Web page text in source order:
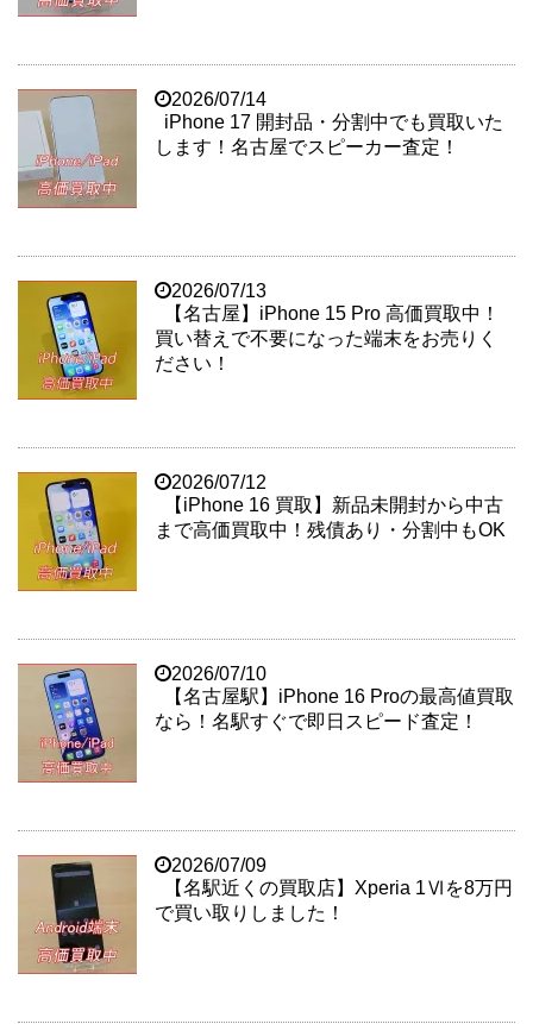
2026/07/14
iPhone 17 開封品・分割中でも買取いた
します！名古屋でスピーカー査定！
2026/07/13
【名古屋】iPhone 15 Pro 高価買取中！
買い替えで不要になった端末をお売りく
ださい！
2026/07/12
【iPhone 16 買取】新品未開封から中古
まで高価買取中！残債あり・分割中もOK
2026/07/10
【名古屋駅】iPhone 16 Proの最高値買取
なら！名駅すぐで即日スピード査定！
2026/07/09
【名駅近くの買取店】Xperia 1Ⅵを8万円
で買い取りしました！